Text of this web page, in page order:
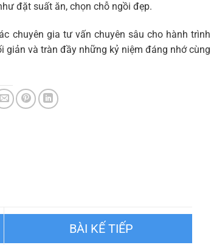
đặt suất ăn, chọn chỗ ngồi đẹp.
chuyên gia tư vấn chuyên sâu cho hành trình
giản và tràn đầy những kỷ niệm đáng nhớ cùng